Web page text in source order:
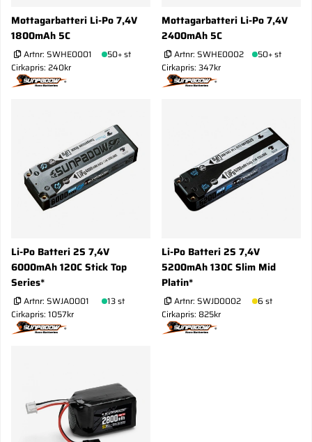
Mottagarbatteri Li-Po 7,4V
1800mAh 5C
Artnr: SWHE0001
50+ st
Cirkapris: 240kr
Mottagarbatteri Li-Po 7,4V
2400mAh 5C
Artnr: SWHE0002
50+ st
Cirkapris: 347kr
Li-Po Batteri 2S 7,4V
6000mAh 120C Stick Top
Series*
Artnr: SWJA0001
13 st
Cirkapris: 1057kr
Li-Po Batteri 2S 7,4V
5200mAh 130C Slim Mid
Platin*
Artnr: SWJD0002
6 st
Cirkapris: 825kr